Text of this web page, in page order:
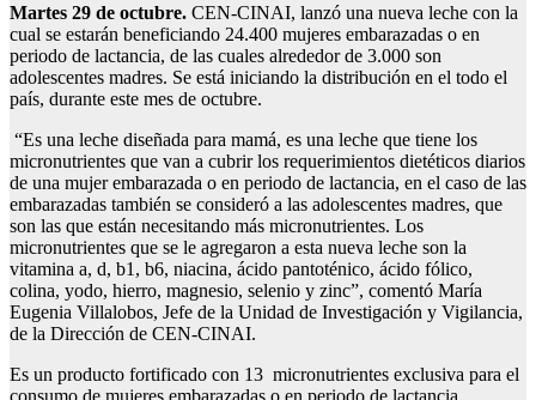
Martes 29 de octubre. CEN-CINAI, lanzó una nueva leche con la
cual se estarán beneficiando 24.400 mujeres embarazadas o en
periodo de lactancia, de las cuales alrededor de 3.000 son
adolescentes madres. Se está iniciando la distribución en el todo el
país, durante este mes de octubre.
“Es una leche diseñada para mamá, es una leche que tiene los
micronutrientes que van a cubrir los requerimientos dietéticos diarios
de una mujer embarazada o en periodo de lactancia, en el caso de las
embarazadas también se consideró a las adolescentes madres, que
son las que están necesitando más micronutrientes. Los
micronutrientes que se le agregaron a esta nueva leche son la
vitamina a, d, b1, b6, niacina, ácido pantoténico, ácido fólico,
colina, yodo, hierro, magnesio, selenio y zinc”, comentó María
Eugenia Villalobos, Jefe de la Unidad de Investigación y Vigilancia,
de la Dirección de CEN-CINAI.
Es un producto fortificado con 13 micronutrientes exclusiva para el